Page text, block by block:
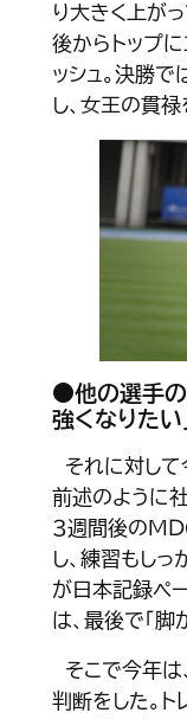
り大きく上が
後からトップ
ッシュ。決勝
し、女王の貫
●他の選手の
強くなりたい
それに対して
前述のように
３週間後のＭ
し、練習もし
が日本記録ペ
は、最後で「脚
そこで今年は
判断をした。